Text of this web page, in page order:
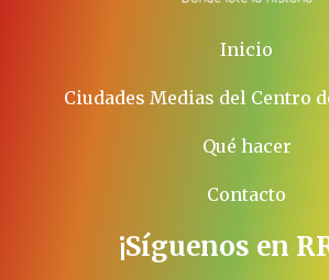
Inicio
Ciudades Medias del Centro
Qué hacer
Contacto
¡Síguenos en